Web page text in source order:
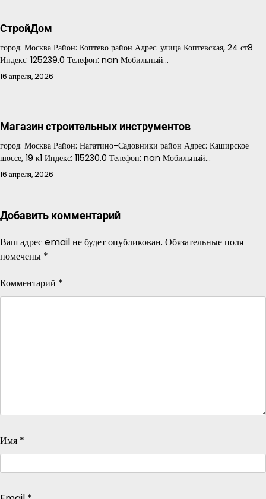
СтройДом
город: Москва Район: Коптево район Адрес: улица Коптевская, 24 ст8
Индекс: 125239.0 Телефон: nan Мобильный…
16 апреля, 2026
Магазин строительных инструментов
город: Москва Район: Нагатино-Садовники район Адрес: Каширское
шоссе, 19 к1 Индекс: 115230.0 Телефон: nan Мобильный…
16 апреля, 2026
Добавить комментарий
Ваш адрес email не будет опубликован. Обязательные поля
помечены *
Комментарий *
Имя *